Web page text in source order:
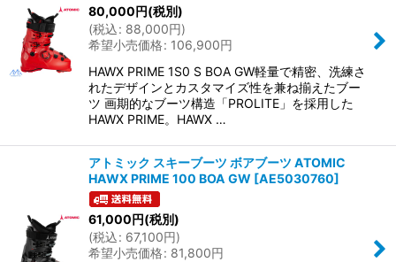
絞り込む
80,000円(税別)
(税込: 88,000円)
希望小売価格: 106,900円
HAWX PRIME 1S0 S BOA GW軽量で精密、洗練さ
れたデザインとカスタマイズ性を兼ね揃えたブー
ツ 画期的なブーツ構造「PROLITE」を採用した
HAWX PRIME。HAWX …
アトミック スキーブーツ ボアブーツ ATOMIC
HAWX PRIME 100 BOA GW [AE5030760]
61,000円(税別)
(税込: 67,100円)
希望小売価格: 81,800円